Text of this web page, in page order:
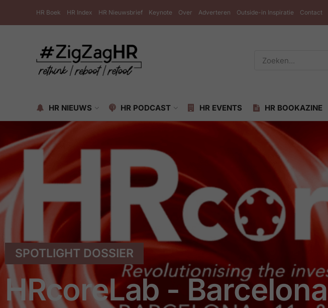
HR Boek HR Index HR Nieuwsbrief Keynote Over Adverteren Outside-in Inspiratie Contact
HR NIEUWS HR PODCAST HR EVENTS HR BOOKAZINE
SPOTLIGHT DOSSIER
HRcoreLab - Barcelona